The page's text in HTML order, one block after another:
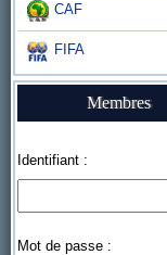
CAF
FIFA
Membres
Identifiant :
Mot de passe :